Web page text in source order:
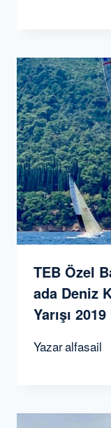
TEB Özel
ada Deniz
Yarışı 2019
Yazaralfasail